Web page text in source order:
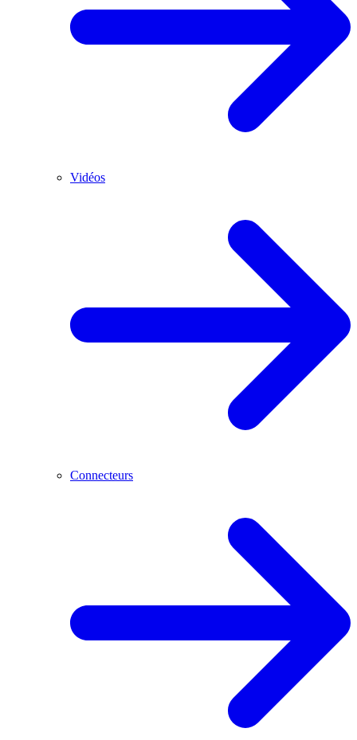
Vidéos
Connecteurs